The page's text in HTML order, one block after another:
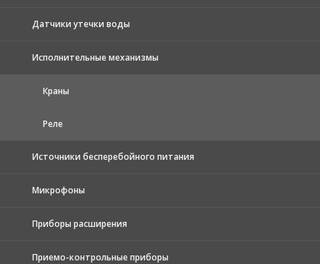
Датчики утечки воды
Исполнительные механизмы
Краны
Реле
Источники бесперебойного питания
Микрофоны
Приборы расширения
Приемо-контрольные приборы